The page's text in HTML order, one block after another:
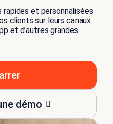
et personnalisées
clients sur leurs canaux
et d’autres grandes
démo